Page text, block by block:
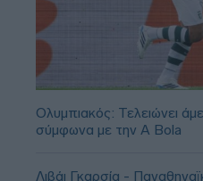
Ολυμπιακός: Τελειώνει
σύμφωνα με την A Bola
Λιβάι Γκαρσία -